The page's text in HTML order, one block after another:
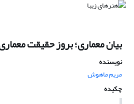
بیان معماری؛ بروز حقیقت
نویسنده
مریم ماهوش
چکیده